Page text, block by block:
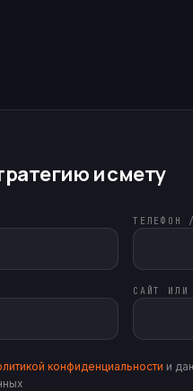
и смету
ТЕЛЕФОН
САЙТ ИЛИ
конфиденциальности и